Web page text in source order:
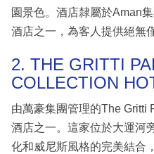
園景色。酒店隸屬於Aman
酒店之一，為客人提供絕無
2. THE GRITTI
COLLECTION
由萬豪集團管理的The Gritti
酒店之一。這家位於大運河
化和威尼斯風格的完美結合